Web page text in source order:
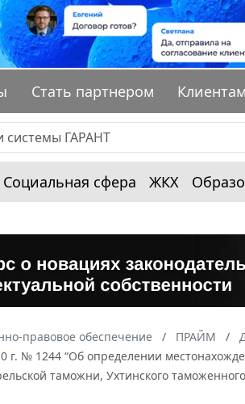
Стать партнером Клиентам
Социальная сфера ЖКХ
правовое обеспечение ПРАЙМ
№ 1244 “Об определении
таможни, Ухтинского